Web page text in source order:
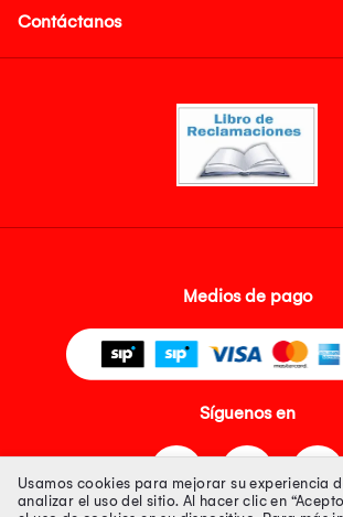
Contáctanos
Medios de pago
Síguenos en
Usamos cookies para mejorar su experiencia
analizar el uso del sitio. Al hacer clic en